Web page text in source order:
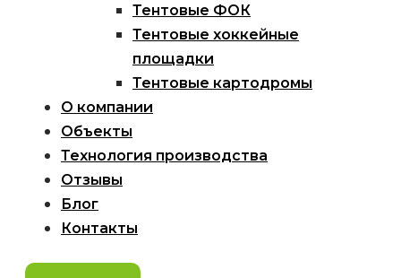
Тентовые ФОК
Тентовые хоккейные
площадки
Тентовые картодромы
О компании
Объекты
Технология производства
Отзывы
Блог
Контакты